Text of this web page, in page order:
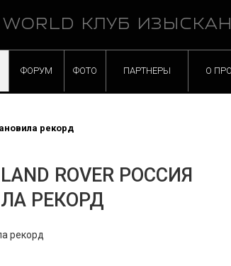
WORLD КЛУБ
ФОРУМ ФОТО ПАРТНЕРЫ О
рекорд
ROVER РОССИЯ
РЕКОРД